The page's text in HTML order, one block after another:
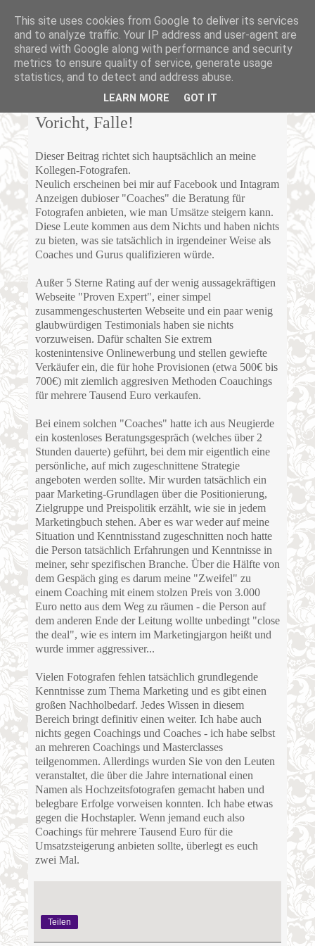
MONTAG, 17. FEBRUAR 2020
Voricht, Falle!
Dieser Beitrag richtet sich hauptsächlich an meine
Kollegen-Fotografen.
Neulich erscheinen bei mir auf Facebook und Intagram
Anzeigen dubioser "Coaches" die Beratung für
Fotografen anbieten, wie man Umsätze steigern kann.
Diese Leute kommen aus dem Nichts und haben nichts
zu bieten, was sie tatsächlich in irgendeiner Weise als
Coaches und Gurus qualifizieren würde.
Außer 5 Sterne Rating auf der wenig aussagekräftigen
Webseite "Proven Expert", einer simpel
zusammengeschusterten Webseite und ein paar wenig
glaubwürdigen Testimonials haben sie nichts
vorzuweisen. Dafür schalten Sie extrem
kostenintensive Onlinewerbung und stellen gewiefte
Verkäufer ein, die für hohe Provisionen (etwa 500€ bis
700€) mit ziemlich aggresiven Methoden Coauchings
für mehrere Tausend Euro verkaufen.
Bei einem solchen "Coaches" hatte ich aus Neugierde
ein kostenloses Beratungsgespräch (welches über 2
Stunden dauerte) geführt, bei dem mir eigentlich eine
persönliche, auf mich zugeschnittene Strategie
angeboten werden sollte. Mir wurden tatsächlich ein
paar Marketing-Grundlagen über die Positionierung,
Zielgruppe und Preispolitik erzählt, wie sie in jedem
Marketingbuch stehen. Aber es war weder auf meine
Situation und Kenntnisstand zugeschnitten noch hatte
die Person tatsächlich Erfahrungen und Kenntnisse in
meiner, sehr spezifischen Branche. Über die Hälfte von
dem Gespäch ging es darum meine "Zweifel" zu
einem Coaching mit einem stolzen Preis von 3.000
Euro netto aus dem Weg zu räumen - die Person auf
dem anderen Ende der Leitung wollte unbedingt "close
the deal", wie es intern im Marketingjargon heißt und
wurde immer aggressiver...
Vielen Fotografen fehlen tatsächlich grundlegende
Kenntnisse zum Thema Marketing und es gibt einen
großen Nachholbedarf. Jedes Wissen in diesem
Bereich bringt definitiv einen weiter. Ich habe auch
nichts gegen Coachings und Coaches - ich habe selbst
an mehreren Coachings und Masterclasses
teilgenommen. Allerdings wurden Sie von den Leuten
veranstaltet, die über die Jahre international einen
Namen als Hochzeitsfotografen gemacht haben und
belegbare Erfolge vorweisen konnten. Ich habe etwas
gegen die Hochstapler. Wenn jemand euch also
Coachings für mehrere Tausend Euro für die
Umsatzsteigerung anbieten sollte, überlegt es euch
zwei Mal.
Teilen
This site uses cookies from Google to deliver its services
and to analyze traffic. Your IP address and user-agent are
shared with Google along with performance and security
metrics to ensure quality of service, generate usage
statistics, and to detect and address abuse.
LEARN MORE GOT IT